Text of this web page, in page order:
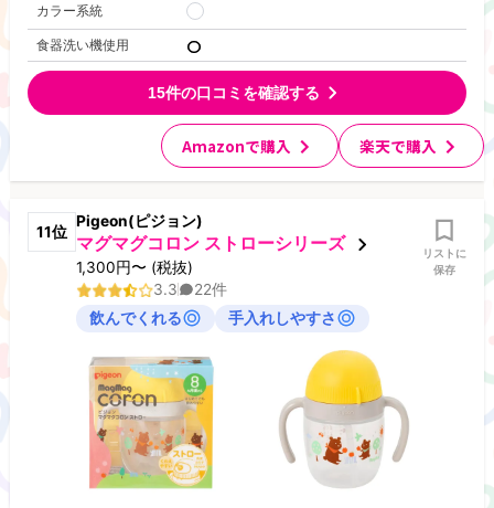
カラー系統
食器洗い機使用
15件の口コミを確認する
Amazonで購入 楽天で購入
11位
Pigeon(ピジョン)
マグマグコロン ストローシリーズ
1,300円〜 (税抜)
リストに
保存
3.3 22件
飲んでくれる
手入れしやすさ